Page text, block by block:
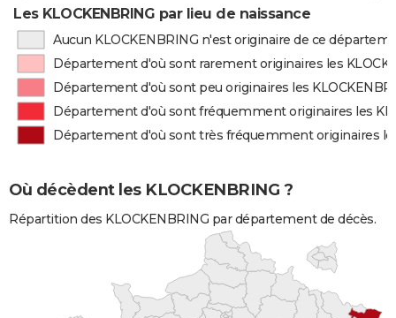
Les KLOCKENBRING par lieu de naissance
Aucun KLOCKENBRING n'est originaire de ce
Département d'où sont rarement originaires les
Département d'où sont peu originaires les
Département d'où sont fréquemment originaires les
Département d'où sont très fréquemment originaires
Où décèdent les KLOCKENBRING ?
Répartition des KLOCKENBRING par département de décès.